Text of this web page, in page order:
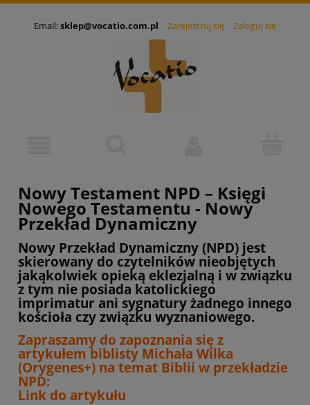
Email:sklep@vocatio.com.pl Zarejestruj się Zaloguj się
Nowy Testament NPD – Księgi
Nowego Testamentu - Nowy
Przekład Dynamiczny
Nowy Przekład Dynamiczny (NPD) jest
skierowany do czytelników nieobjętych
jakąkolwiek opieką eklezjalną i w związku
z tym nie posiada katolickiego
imprimatur ani sygnatury żadnego innego
kościoła czy związku wyznaniowego.
Zapraszamy do zapoznania się z
artykułem biblisty Michała Wilka
(Orygenes+) na temat Biblii w przekładzie
NPD:
Link do artykułu